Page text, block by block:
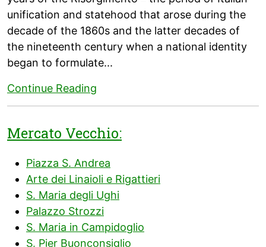
unification and statehood that arose during the
decade of the 1860s and the latter decades of
the nineteenth century when a national identity
began to formulate...
Continue Reading
Mercato Vecchio:
Piazza S. Andrea
Arte dei Linaioli e Rigattieri
S. Maria degli Ughi
Palazzo Strozzi
S. Maria in Campidoglio
S. Pier Buonconsiglio